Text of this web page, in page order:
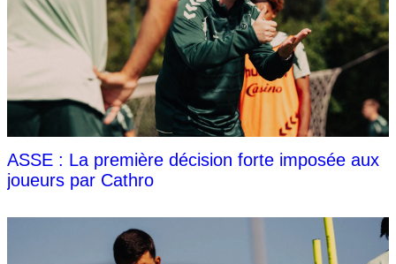
ASSE : La première décision forte imposée aux
joueurs par Cathro